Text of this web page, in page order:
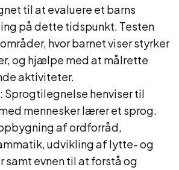
til at evaluere et barns
på dette tidspunkt. Testen
hvor barnet viser styrker
og hjælpe med at målrette
aktiviteter.
henviser til
mennesker lærer et sprog.
af ordforråd,
udvikling af lytte- og
evnen til at forstå og